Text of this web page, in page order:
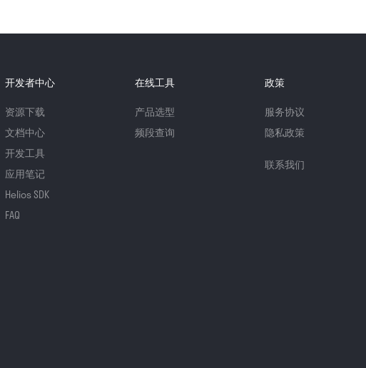
开发者中心
资源下载
文档中心
开发工具
应用笔记
Helios SDK
FAQ
在线工具
产品选型
频段查询
政策
服务协议
隐私政策
联系我们